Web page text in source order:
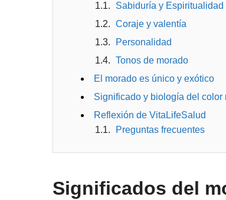
Sabiduría y Espiritualidad
Coraje y valentía
Personalidad
Tonos de morado
El morado es único y exótico
Significado y biología del color
Reflexión de VitaLifeSalud
Preguntas frecuentes
Significados del